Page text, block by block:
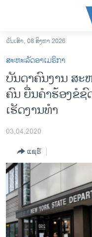
ເຂົ້າ
ຫາ
ຂ້າມ
ຂ້າມ
ຂ້າມ
ໄປ
ຫາ
ຊອກ
ລາວ
ອາເມຣິກາ
ການເລືອກຕັ້ງ ປະທານາທີບໍ
ອິດສະຫຼະພາບດ້ານການຂ່າວ
ຊີວິດຊາວລາວ
ຊຸມຊົນຊາວລາວ
ວິທະຍາສາດ-ເທັກໂນໂລຈີ
ວັນເສົາ, 08 ສິງຫາ 2026
ສະຫະລັດອາເມຣິກາ
ບັນດາຄົນງານ ສະ
ຄົນ ຍື່ນຄຳຮ້ອງຂໍຊົ
ເຮັດງານທຳ
03,04,2020
ແຊຣ໌